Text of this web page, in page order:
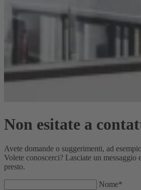
Non esitate a
Avete domande o suggerimenti, ad
Volete conoscerci? Lasciate un messaggio
presto.
Nome*